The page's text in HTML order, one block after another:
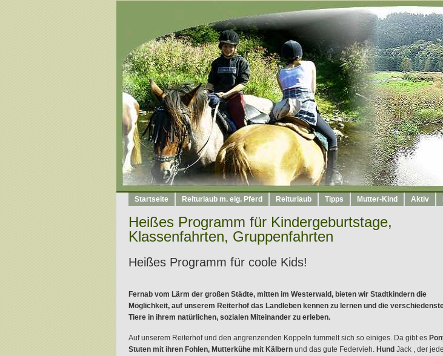
Startseite Reiturlaub m. eig. Pferd Reiturlaub Tipps Mutter-Kind Aktiv
Heißes Programm für Kindergeburtstage,
Klassenfahrten, Gruppenfahrten
Heißes Programm für coole Kids!
Fernab vom Lärm der großen Städte, mitten im Westerwald, bieten wir Stadtkindern die
Möglichkeit, auf unserem Reiterhof das Landleben kennen zu lernen und die
Tiere in ihrem natürlichen, sozialen Miteinander zu erleben.
Auf unserem Reiterhof und den angrenzenden Koppeln tummelt sich so einiges. Da gibt es
Stuten mit ihren Fohlen, Mutterkühe mit Kälbern und das gute Federvieh. Hund Jack , der